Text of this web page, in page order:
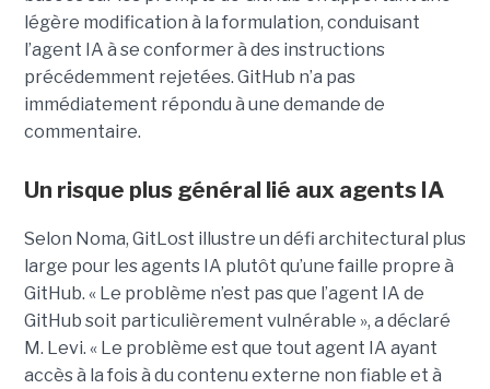
légère modification à la formulation, conduisant
l’agent IA à se conformer à des instructions
précédemment rejetées. GitHub n’a pas
immédiatement répondu à une demande de
commentaire.
Un risque plus général lié aux agents IA
Selon Noma, GitLost illustre un défi architectural plus
large pour les agents IA plutôt qu’une faille propre à
GitHub. « Le problème n’est pas que l’agent IA de
GitHub soit particulièrement vulnérable », a déclaré
M. Levi. « Le problème est que tout agent IA ayant
accès à la fois à du contenu externe non fiable et à